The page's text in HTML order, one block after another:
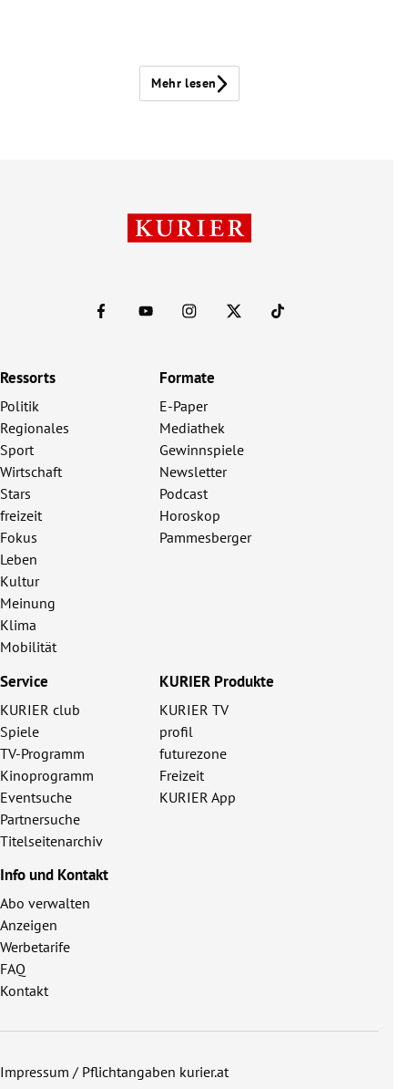
Mehr lesen
Ressorts
Politik
Regionales
Sport
Wirtschaft
Stars
freizeit
Fokus
Leben
Kultur
Meinung
Klima
Mobilität
Formate
E-Paper
Mediathek
Gewinnspiele
Newsletter
Podcast
Horoskop
Pammesberger
Service
KURIER club
Spiele
TV-Programm
Kinoprogramm
Eventsuche
Partnersuche
Titelseitenarchiv
KURIER Produkte
KURIER TV
profil
futurezone
Freizeit
KURIER App
Info und Kontakt
Abo verwalten
Anzeigen
Werbetarife
FAQ
Kontakt
Impressum / Pflichtangaben kurier.at